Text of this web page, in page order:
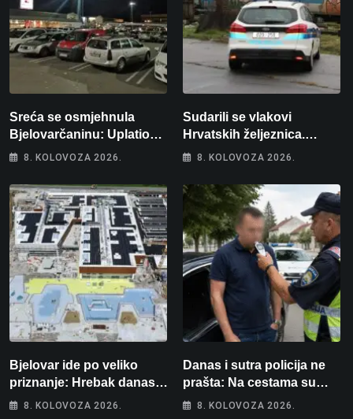
Sreća se osmjehnula
Bjelovarčaninu: Uplatio
samo 4 eura, a osvojio
8. KOLOVOZA 2026.
Sudarili se vlakovi
Hrvatskih željeznica.
Šestero osoba teško
intenzivnoj
8. KOLOVOZA 2026.
Bjelovar ide po veliko
priznanje: Hrebak danas u
Parizu predstavlja
8. KOLOVOZA 2026.
Danas i sutra policija ne
prašta: Na cestama su
posebno na meti ovi
8. KOLOVOZA 2026.